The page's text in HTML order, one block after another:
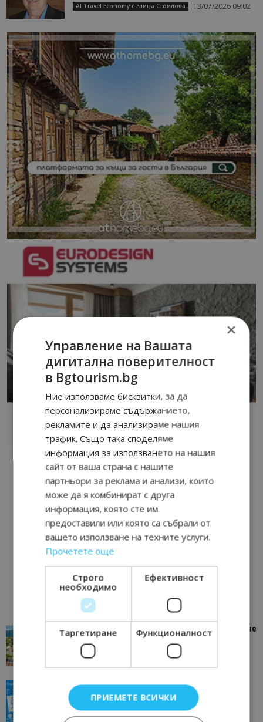
AI Travel Economy с Елица Стоилова 13/07/2026 09:02
“Пощенска картичка от…”: Петрич – Изживяване
отвъд очакваното
Петрич
“Пощенска картичка от…”: Пловдив, градът на
всички времена
Пловдив 23/06/2026 10:00
×
Управление на Вашата
дигитална поверителност
в Bgtourism.bg
Ние използваме бисквитки, за да
персонализираме съдържанието,
рекламите и да анализираме нашия
трафик. Също така споделяме
информация за използването на нашия
сайт от ваша страна с нашите
партньори за реклама и анализи, които
може да я комбинират с друга
информация, която сте им
предоставили или която са събрали от
вашето използване на техните услуги.
Прочетете още
Строго
необходимо
Ефективност
Таргетиране Функционалност
ПРИЕМЕТЕ ВСИЧКИ